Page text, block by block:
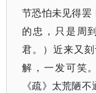
节恐怕未见得罢
的忠，只是周
君。）近来又
解，一发可笑
《疏》太荒陋